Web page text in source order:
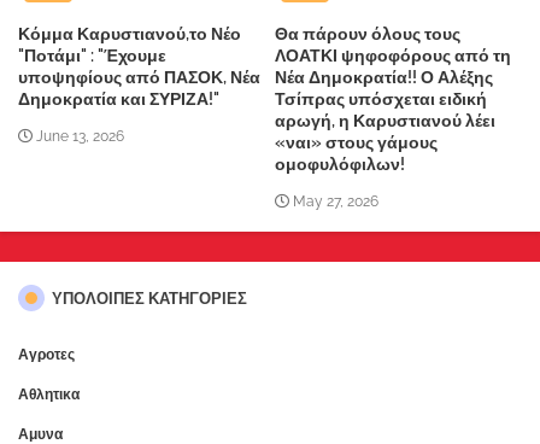
Κόμμα Καρυστιανού,το Νέο
"Ποτάμι" : "Έχουμε
υποψηφίους από ΠΑΣΟΚ, Νέα
Δημοκρατία και ΣΥΡΙΖΑ!"
June 13, 2026
Θα πάρουν όλους τους
ΛΟΑΤΚΙ ψηφοφόρους από τη
Νέα Δημοκρατία!! Ο Αλέξης
Τσίπρας υπόσχεται ειδική
αρωγή, η Καρυστιανού λέει
«ναι» στους γάμους
ομοφυλόφιλων!
May 27, 2026
ΥΠΌΛΟΙΠΕΣ ΚΑΤΗΓΟΡΊΕΣ
Αγροτες
Αθλητικα
Αμυνα